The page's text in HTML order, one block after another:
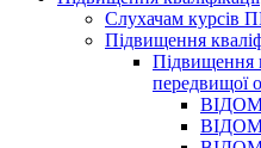
Слухачам курсів
Підвищення
Підвищення
передвищої